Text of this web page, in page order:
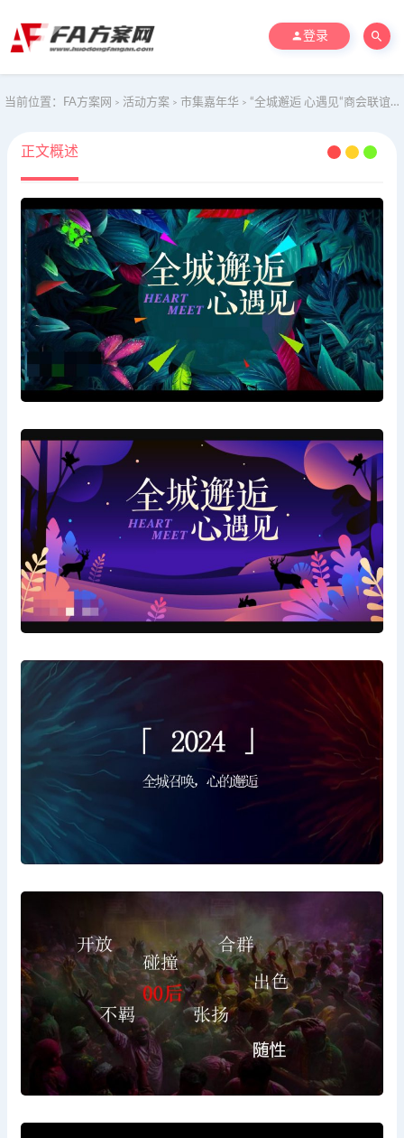
登录
当前位置： FA方案网 > 活动方案 > 市集嘉年华 > “全城邂逅 心遇见“商会联谊年轻派对鸡尾酒会互动综艺活动策划方案
正文概述